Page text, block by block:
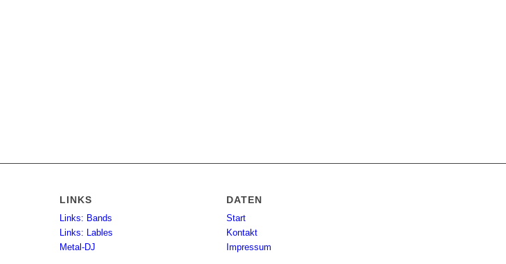
LINKS
Links: Bands
Links: Lables
Metal-DJ
DATEN
Start
Kontakt
Impressum